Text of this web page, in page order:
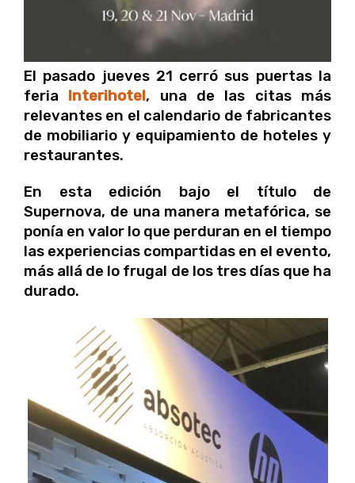
El pasado jueves 21 cerró sus puertas la
feria Interihotel, una de las citas más
relevantes en el calendario de fabricantes
de mobiliario y equipamiento de hoteles y
restaurantes.
En esta edición bajo el título de
Supernova, de una manera metafórica, se
ponía en valor lo que perduran en el tiempo
las experiencias compartidas en el evento,
más allá de lo frugal de los tres días que ha
durado.